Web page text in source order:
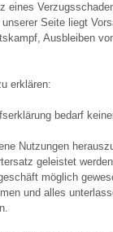
Seite liegt
Ausbleiben
erklären:
bedarf
Nutzungen
geleistet
möglich
und alles